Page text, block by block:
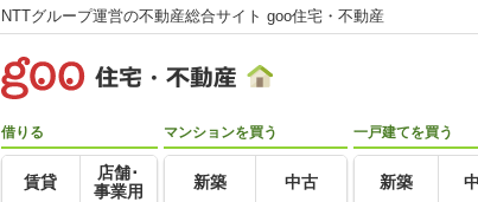
NTTグループ運営の不動産総合サイト goo住宅・不動産
借りる
賃貸
店舗･
事業用
マンションを買う
新築 中古
一戸建てを買う
新築